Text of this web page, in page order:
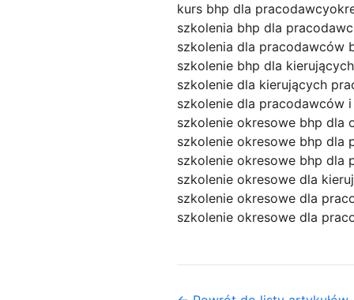
kurs bhp dla pracodawcy
szkolenia bhp dla
szkolenia dla pracodawców
szkolenie bhp dla
szkolenie dla kierujących
szkolenie dla pracodawców
szkolenie okresowe bhp dla
szkolenie okresowe bhp dla
szkolenie okresowe bhp dla
szkolenie okresowe dla
szkolenie okresowe dla
szkolenie okresowe dla